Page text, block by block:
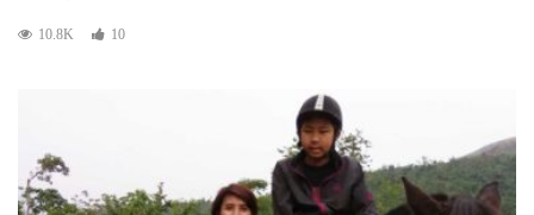
10.8K 10